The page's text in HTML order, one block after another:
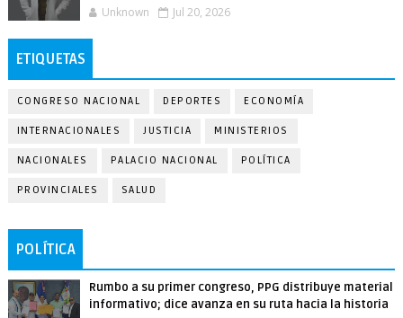
Unknown Jul 20, 2026
ETIQUETAS
CONGRESO NACIONAL DEPORTES ECONOMÍA
INTERNACIONALES JUSTICIA MINISTERIOS
NACIONALES PALACIO NACIONAL POLÍTICA
PROVINCIALES SALUD
POLÍTICA
Rumbo a su primer congreso, PPG distribuye material
informativo; dice avanza en su ruta hacia la historia